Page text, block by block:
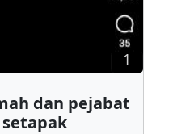
1
dan pejabat